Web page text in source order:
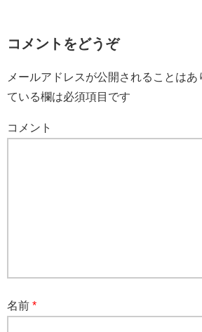
コメントをどうぞ
メールアドレスが公開されることはあ
ている欄は必須項目です
コメント
名前 *